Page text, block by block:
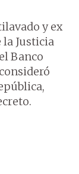
y ex
Justicia
Banco